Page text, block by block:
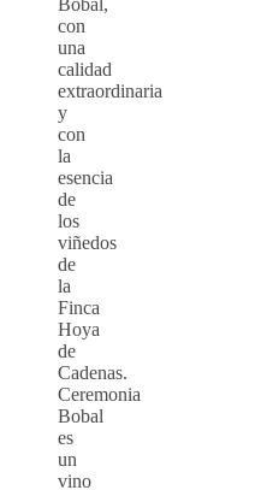
Bobal,
con
una
calidad
extraordinaria
y
con
la
esencia
de
los
viñedos
de
la
Finca
Hoya
de
Cadenas.
Ceremonia
Bobal
es
un
vino